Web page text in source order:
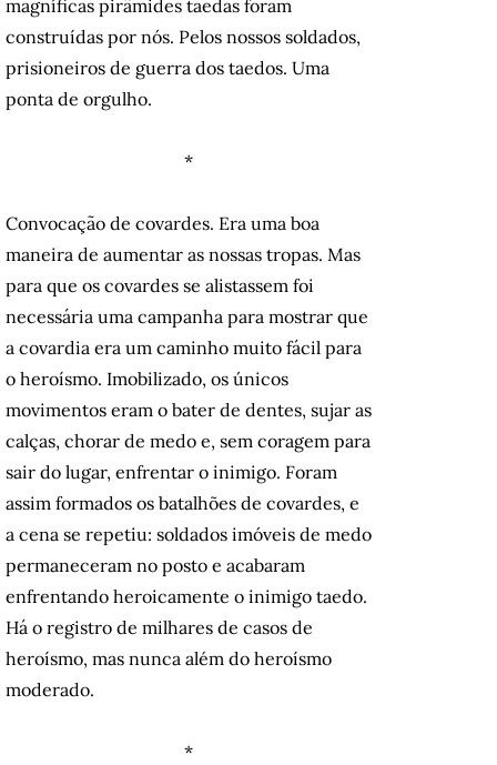
magníficas pirâmides taedas foram
construídas por nós. Pelos nossos soldados,
prisioneiros de guerra dos taedos. Uma
ponta de orgulho.
*
Convocação de covardes. Era uma boa
maneira de aumentar as nossas tropas. Mas
para que os covardes se alistassem foi
necessária uma campanha para mostrar que
a covardia era um caminho muito fácil para
o heroísmo. Imobilizado, os únicos
movimentos eram o bater de dentes, sujar as
calças, chorar de medo e, sem coragem para
sair do lugar, enfrentar o inimigo. Foram
assim formados os batalhões de covardes, e
a cena se repetiu: soldados imóveis de medo
permaneceram no posto e acabaram
enfrentando heroicamente o inimigo taedo.
Há o registro de milhares de casos de
heroísmo, mas nunca além do heroísmo
moderado.
*